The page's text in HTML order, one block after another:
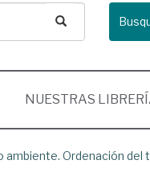
NUESTRAS
ambiente. Ordenación del